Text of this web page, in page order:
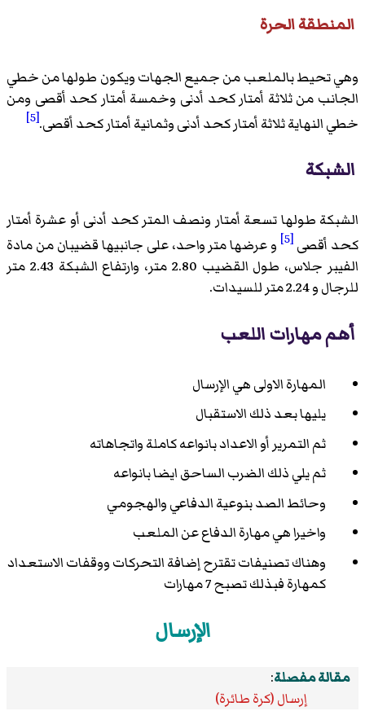
المنطقة الحرة
وهي تحيط بالملعب من جميع الجهات ويكون طولها من خطي
الجانب من ثلاثة أمتار كحد أدنى وخمسة أمتار كحد أقصى ومن
خطي النهاية ثلاثة أمتار كحد أدنى وثمانية أمتار كحد أقصى.[5]
الشبكة
الشبكة طولها تسعة أمتار ونصف المتر كحد أدنى أو عشرة أمتار
كحد أقصى [5]
و عرضها متر واحد، على جانبيها قضيبان من مادة
الفيبر جلاس، طول القضيب 2.80 متر، وارتفاع الشبكة 2.43 متر
للرجال و 2.24 متر للسيدات.
أهم مهارات اللعب
المهارة الاولى هي الإرسال
يليها بعد ذلك الاستقبال
ثم التمرير أو الاعداد بانواعه كاملة واتجاهاته
ثم يلي ذلك الضرب الساحق ايضا بانواعه
وحائط الصد بنوعية الدفاعي والهجومي
واخيرا هي مهارة الدفاع عن الملعب
وهناك تصنيفات تقترح إضافة التحركات ووقفات الاستعداد
كمهارة فبذلك تصبح 7 مهارات
الإرسال
مقالة مفصلة:
إرسال (كرة طائرة)